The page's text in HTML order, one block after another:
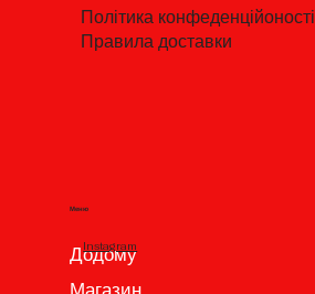
Меню
Додому
Політика конфеденційоності
Правила доставки
Instagram